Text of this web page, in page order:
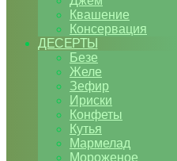
Квашение
Консервация
ДЕСЕРТЫ
Безе
Желе
Зефир
Ириски
Конфеты
Кутья
Мармелад
Мороженое